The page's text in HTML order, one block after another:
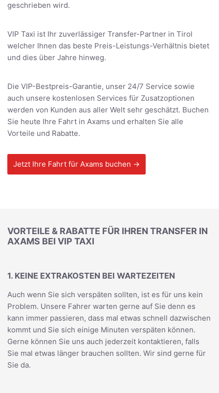
geschrieben wird.
VIP Taxi ist Ihr zuverlässiger Transfer-Partner in Tirol
welcher Ihnen das beste Preis-Leistungs-Verhältnis bietet
und dies über Jahre hinweg.
Die VIP-Bestpreis-Garantie, unser 24/7 Service sowie
auch unsere kostenlosen Services für Zusatzoptionen
werden von Kunden aus aller Welt sehr geschätzt. Buchen
Sie heute Ihre Fahrt in Axams und erhalten Sie alle
Vorteile und Rabatte.
Jetzt Ihre Fahrt für Axams buchen →
VORTEILE & RABATTE FÜR IHREN TRANSFER IN
AXAMS BEI VIP TAXI
1. KEINE EXTRAKOSTEN BEI WARTEZEITEN
Auch wenn Sie sich verspäten sollten, ist es für uns kein
Problem. Unsere Fahrer warten gerne auf Sie denn es
kann immer passieren, dass mal etwas schnell dazwischen
kommt und Sie sich einige Minuten verspäten können.
Gerne können Sie uns auch jederzeit kontaktieren, falls
Sie mal etwas länger brauchen sollten. Wir sind gerne für
Sie da.